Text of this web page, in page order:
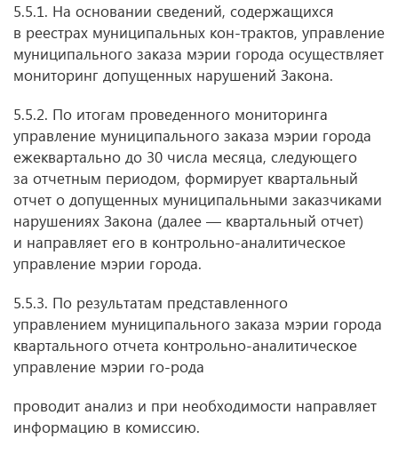
5.5.1. На основании сведений, содержащихся
в реестрах муниципальных кон-трактов, управление
муниципального заказа мэрии города осуществляет
мониторинг допущенных нарушений Закона.
5.5.2. По итогам проведенного мониторинга
управление муниципального заказа мэрии города
ежеквартально до 30 числа месяца, следующего
за отчетным периодом, формирует квартальный
отчет о допущенных муниципальными заказчиками
нарушениях Закона (далее — квартальный отчет)
и направляет его в контрольно-аналитическое
управление мэрии города.
5.5.3. По результатам представленного
управлением муниципального заказа мэрии города
квартального отчета контрольно-аналитическое
управление мэрии го-рода
проводит анализ и при необходимости направляет
информацию в комиссию.